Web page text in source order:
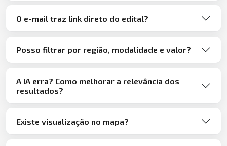
O e-mail traz link direto do edital?
Posso filtrar por região, modalidade e valor?
A IA erra? Como melhorar a relevância dos
resultados?
Existe visualização no mapa?